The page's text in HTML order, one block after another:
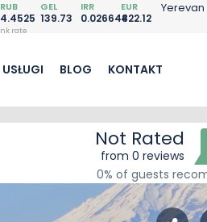
RUB
4.4525
GEL
139.73
IRR
0.026648
EUR
422.12
rate
USŁUGI BLOG KONTAKT
Not Rated
from 0 reviews
0% of guests